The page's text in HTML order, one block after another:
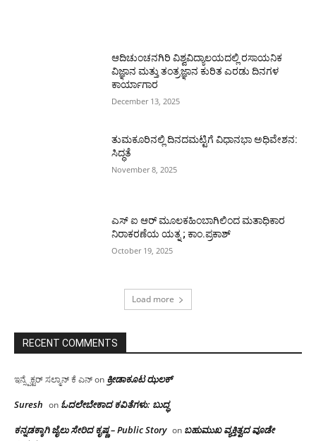
ಆದಿಚುಂಚನಗಿರಿ ವಿಶ್ವವಿದ್ಯಾಲಯದಲ್ಲಿ ರಸಾಯನಿಕ
ವಿಜ್ಞಾನ ಮತ್ತು ತಂತ್ರಜ್ಞಾನ ಕುರಿತ ಎರಡು ದಿನಗಳ
ಕಾರ್ಯಾಗಾರ
December 13, 2025
ತುಮಕೂರಿನಲ್ಲಿ ದಿನದಮಟ್ಟಿಗೆ ವಿಧಾನಭಾ ಅಧಿವೇಶನ:
ಸಿದ್ಧತೆ
November 8, 2025
ಎಸ್ ಐ ಆರ್ ಮೂಲಕಹಿಂಬಾಗಿಲಿಂದ ಮತಾಧಿಕಾರ
ನಿರಾಕರಣೆಯ ಯತ್ನ ; ಕಾಂ.ಪ್ರಕಾಶ್
October 19, 2025
Load more
RECENT COMMENTS
ಇನ್ಸ್ಪೆಕ್ಟರ್ ಸಲ್ಮಾನ್ ಕೆ ಎನ್on ಕ್ರೀಡಾಕೂಟ ಝಲಕ್
Suresh on ಓದಲೇಬೇಕಾದ‌ ಕವಿತೆಗಳು: ಬುದ್ಧ
ಕನ್ನಡಕ್ಕಾಗಿ ಜೈಲು ಸೇರಿದ ಕೃಷ್ಣ – Public Story on ಬಹುಮುಖ ವ್ಯಕ್ತಿತ್ವದ ವೂಡೇ